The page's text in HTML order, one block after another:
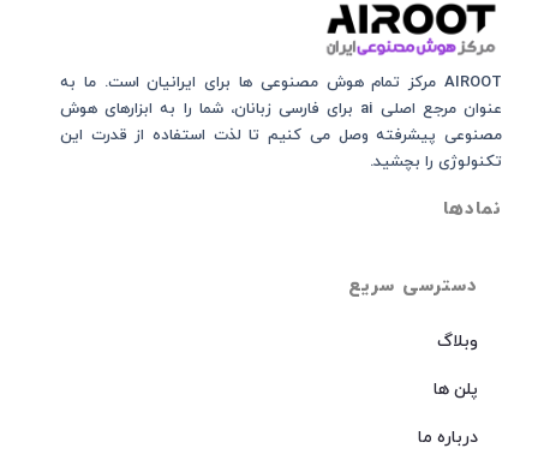
دسترسی سریع
وبلاگ
پلن ها
درباره ما
AIROOT مرکز تمام هوش مصنوعی‌‌‌ ها برای ایرانیان است. ما به
عنوان مرجع اصلی ai برای فارسی زبانان، شما را به ابزارهای هوش
مصنوعی پیشرفته وصل می کنیم تا لذت استفاده از قدرت این
تکنولوژی را بچشید.
نمادها